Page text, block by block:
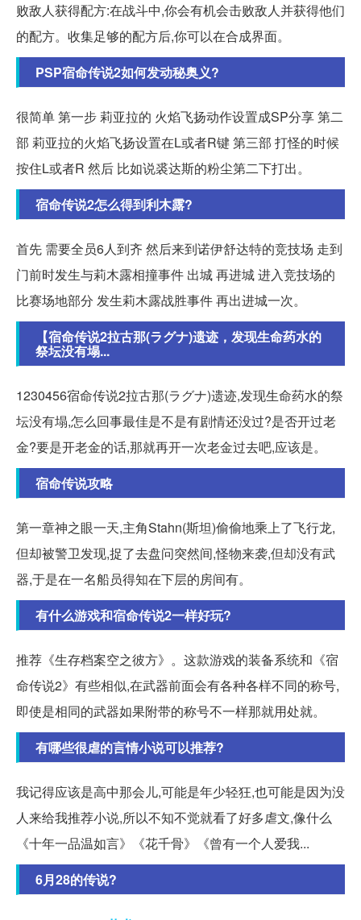
败敌人获得配方:在战斗中,你会有机会击败敌人并获得他们
的配方。收集足够的配方后,你可以在合成界面。
PSP宿命传说2如何发动秘奥义?
很简单 第一步 莉亚拉的 火焰飞扬动作设置成SP分享 第二
部 莉亚拉的火焰飞扬设置在L或者R键 第三部 打怪的时候
按住L或者R 然后 比如说裘达斯的粉尘第二下打出。
宿命传说2怎么得到利木露?
首先 需要全员6人到齐 然后来到诺伊舒达特的竞技场 走到
门前时发生与莉木露相撞事件 出城 再进城 进入竞技场的
比赛场地部分 发生莉木露战胜事件 再出进城一次。
【宿命传说2拉古那(ラグナ)遗迹，发现生命药水的
祭坛没有塌...
1230456宿命传说2拉古那(ラグナ)遗迹,发现生命药水的祭
坛没有塌,怎么回事最佳是不是有剧情还没过?是否开过老
金?要是开老金的话,那就再开一次老金过去吧,应该是。
宿命传说攻略
第一章神之眼一天,主角Stahn(斯坦)偷偷地乘上了飞行龙,
但却被警卫发现,捉了去盘问突然间,怪物来袭,但却没有武
器,于是在一名船员得知在下层的房间有。
有什么游戏和宿命传说2一样好玩?
推荐《生存档案空之彼方》。这款游戏的装备系统和《宿
命传说2》有些相似,在武器前面会有各种各样不同的称号,
即使是相同的武器如果附带的称号不一样那就用处就。
有哪些很虐的言情小说可以推荐?
我记得应该是高中那会儿,可能是年少轻狂,也可能是因为没
人来给我推荐小说,所以不知不觉就看了好多虐文,像什么
《十年一品温如言》《花千骨》《曾有一个人爱我...
6月28的传说?